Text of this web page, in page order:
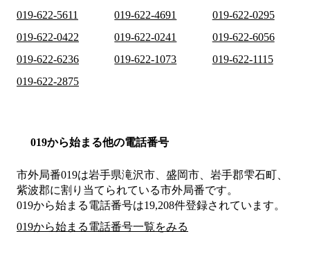
019-622-5611
019-622-4691
019-622-0295
019-622-0422
019-622-0241
019-622-6056
019-622-6236
019-622-1073
019-622-1115
019-622-2875
019から始まる他の電話番号
市外局番019は岩手県滝沢市、盛岡市、岩手郡雫石町、
紫波郡に割り当てられている市外局番です。
019から始まる電話番号は19,208件登録されています。
019から始まる電話番号一覧をみる